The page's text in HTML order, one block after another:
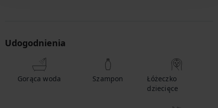
Udogodnienia
Gorąca woda Szampon
Łóżeczko
dziecięce